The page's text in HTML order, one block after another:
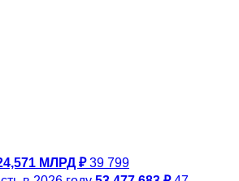
МЛРД ₽ 39 799